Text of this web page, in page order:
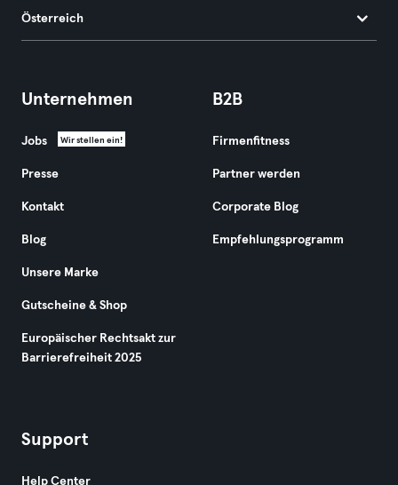
Österreich
Unternehmen
Jobs Wir stellen ein!
Presse
Kontakt
Blog
Unsere Marke
Gutscheine & Shop
Europäischer Rechtsakt zur
Barrierefreiheit 2025
B2B
Firmenfitness
Partner werden
Corporate Blog
Empfehlungsprogramm
Support
Help Center